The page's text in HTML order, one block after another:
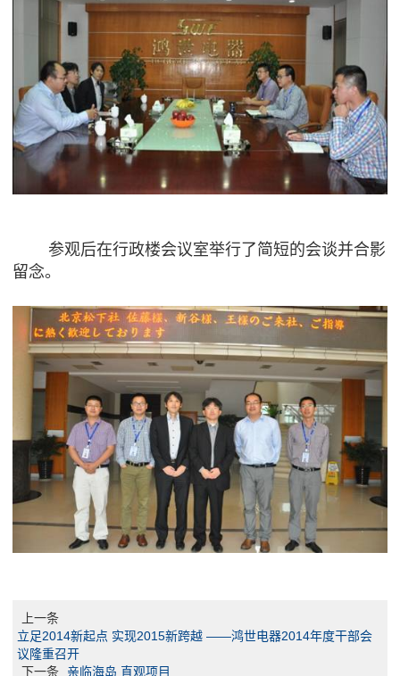
参观后在行政楼会议室举行了简短的会谈并合影
留念。
上一条
立足2014新起点 实现2015新跨越 ——鸿世电器2014年度干部会
议隆重召开
下一条
亲临海岛 直观项目